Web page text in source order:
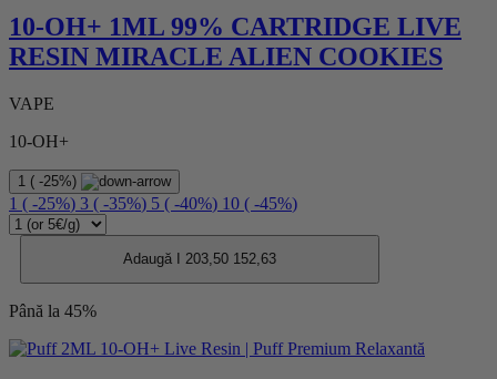
10-OH+ 1ML 99% CARTRIDGE LIVE
RESIN MIRACLE ALIEN COOKIES
VAPE
10-OH+
1 ( -25%)
1 ( -25%) 3 ( -35%) 5 ( -40%) 10 ( -45%)
Adaugă I 203,50 152,63
Până la 45%